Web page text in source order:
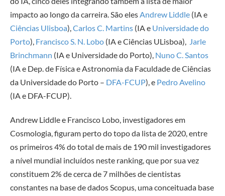
impacto ao longo da carreira. São elesAndrew Liddle (IA e
Ciências Ulisboa),Carlos C. Martins (IA e Universidade do
Porto), Francisco S. N. Lobo (IA e Ciências ULisboa), Jarle
Brinchmann (IA e Universidade do Porto), Nuno C. Santos
(IA e Dep. de Física e Astronomia da Faculdade de Ciências
da Universidade do Porto – DFA-FCUP), e Pedro Avelino
(IA e DFA-FCUP).
Andrew Liddle e Francisco Lobo, investigadores em
Cosmologia, figuram perto do topo da lista de 2020, entre
os primeiros 4% do total de mais de 190 mil investigadores
a nível mundial incluídos neste ranking, que por sua vez
constituem 2% de cerca de 7 milhões de cientistas
constantes na base de dados Scopus, uma conceituada base